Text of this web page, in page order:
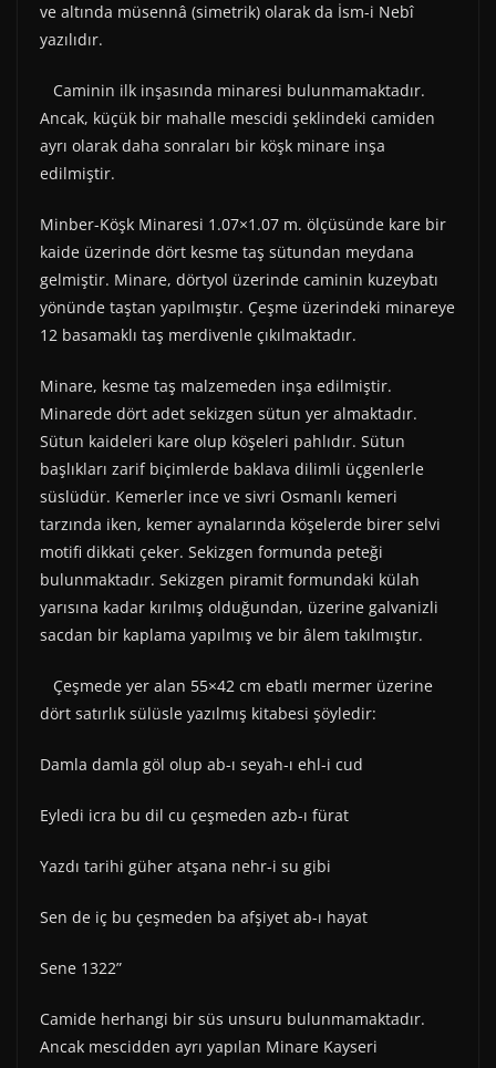
ve altında müsennâ (simetrik) olarak da İsm-i Nebî
yazılıdır.
Caminin ilk inşasında minaresi bulunmamaktadır.
Ancak, küçük bir mahalle mescidi şeklindeki camiden
ayrı olarak daha sonraları bir köşk minare inşa
edilmiştir.
Minber-Köşk Minaresi 1.07×1.07 m. ölçüsünde kare bir
kaide üzerinde dört kesme taş sütundan meydana
gelmiştir. Minare, dörtyol üzerinde caminin kuzeybatı
yönünde taştan yapılmıştır. Çeşme üzerindeki minareye
12 basamaklı taş merdivenle çıkılmaktadır.
Minare, kesme taş malzemeden inşa edilmiştir.
Minarede dört adet sekizgen sütun yer almaktadır.
Sütun kaideleri kare olup köşeleri pahlıdır. Sütun
başlıkları zarif biçimlerde baklava dilimli üçgenlerle
süslüdür. Kemerler ince ve sivri Osmanlı kemeri
tarzında iken, kemer aynalarında köşelerde birer selvi
motifi dikkati çeker. Sekizgen formunda peteği
bulunmaktadır. Sekizgen piramit formundaki külah
yarısına kadar kırılmış olduğundan, üzerine galvanizli
sacdan bir kaplama yapılmış ve bir âlem takılmıştır.
Çeşmede yer alan 55×42 cm ebatlı mermer üzerine
dört satırlık sülüsle yazılmış kitabesi şöyledir:
Damla damla göl olup ab-ı seyah-ı ehl-i cud
Eyledi icra bu dil cu çeşmeden azb-ı fürat
Yazdı tarihi güher atşana nehr-i su gibi
Sen de iç bu çeşmeden ba afşiyet ab-ı hayat
Sene 1322”
Camide herhangi bir süs unsuru bulunmamaktadır.
Ancak mescidden ayrı yapılan Minare Kayseri